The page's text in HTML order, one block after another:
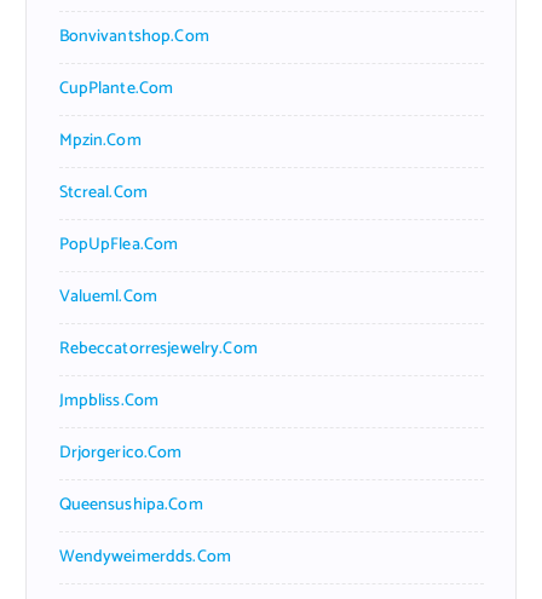
Bonvivantshop.com
CupPlante.com
Mpzin.com
Stcreal.com
PopUpFlea.com
Valueml.com
Rebeccatorresjewelry.com
Jmpbliss.com
Drjorgerico.com
Queensushipa.com
Wendyweimerdds.com